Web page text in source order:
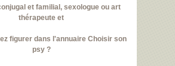
et familial, sexologue ou art
thérapeute et
figurer dans l'annuaire Choisir son
psy ?